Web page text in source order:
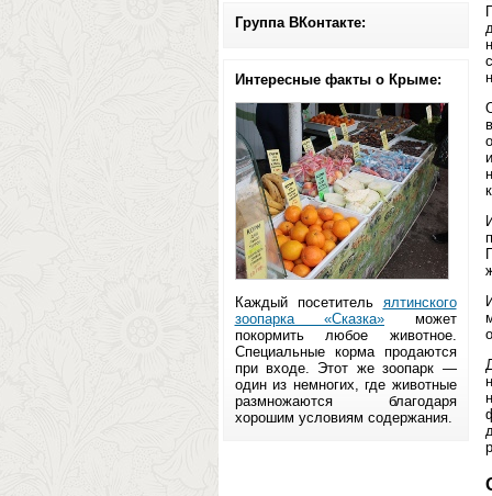
Группа ВКонтакте:
Интересные факты о Крыме:
Каждый посетитель ялтинского
зоопарка «Сказка» может
покормить любое животное.
Специальные корма продаются
при входе. Этот же зоопарк —
один из немногих, где животные
размножаются благодаря
хорошим условиям содержания.